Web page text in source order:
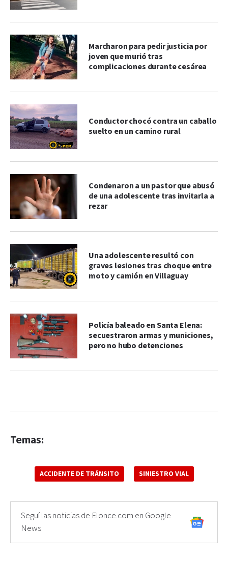
Marcharon para pedir justicia por
joven que murió tras
complicaciones durante cesárea
Conductor chocó contra un caballo
suelto en un camino rural
Condenaron a un pastor que abusó
de una adolescente tras invitarla a
rezar
Una adolescente resultó con
graves lesiones tras choque entre
moto y camión en Villaguay
Policía baleado en Santa Elena:
secuestraron armas y municiones,
pero no hubo detenciones
Temas:
ACCIDENTE DE TRÁNSITO SINIESTRO VIAL
Seguí las noticias de Elonce.com en Google
News